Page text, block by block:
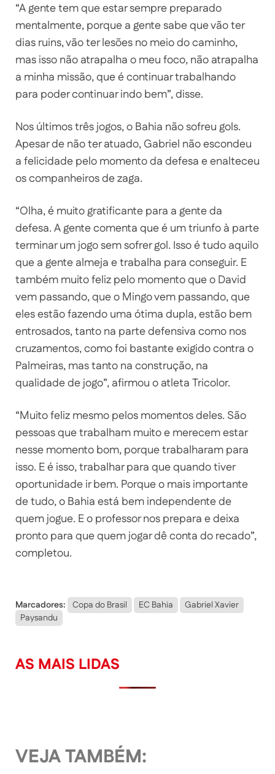
“A gente tem que estar sempre preparado
mentalmente, porque a gente sabe que vão ter
dias ruins, vão ter lesões no meio do caminho,
mas isso não atrapalha o meu foco, não atrapalha
a minha missão, que é continuar trabalhando
para poder continuar indo bem”, disse.
Nos últimos três jogos, o Bahia não sofreu gols.
Apesar de não ter atuado, Gabriel não escondeu
a felicidade pelo momento da defesa e enalteceu
os companheiros de zaga.
“Olha, é muito gratificante para a gente da
defesa. A gente comenta que é um triunfo à parte
terminar um jogo sem sofrer gol. Isso é tudo aquilo
que a gente almeja e trabalha para conseguir. E
também muito feliz pelo momento que o David
vem passando, que o Mingo vem passando, que
eles estão fazendo uma ótima dupla, estão bem
entrosados, tanto na parte defensiva como nos
cruzamentos, como foi bastante exigido contra o
Palmeiras, mas tanto na construção, na
qualidade de jogo”, afirmou o atleta Tricolor.
“Muito feliz mesmo pelos momentos deles. São
pessoas que trabalham muito e merecem estar
nesse momento bom, porque trabalharam para
isso. E é isso, trabalhar para que quando tiver
oportunidade ir bem. Porque o mais importante
de tudo, o Bahia está bem independente de
quem jogue. E o professor nos prepara e deixa
pronto para que quem jogar dê conta do recado”,
completou.
Marcadores: Copa do Brasil EC Bahia
Gabriel Xavier
Paysandu
AS MAIS LIDAS
VEJA TAMBÉM: